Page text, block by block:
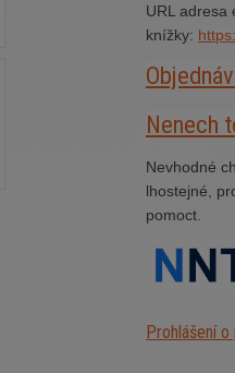
URL adresa
knížky:
Nenech
Nevhodné
lhostejné,
pomoct.
Prohlášení